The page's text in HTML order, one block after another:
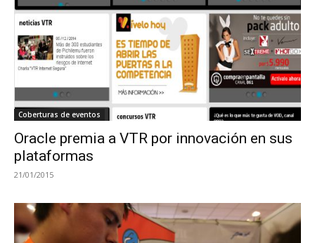
Coberturas de eventos
Oracle premia a VTR por innovación en sus
plataformas
21/01/2015